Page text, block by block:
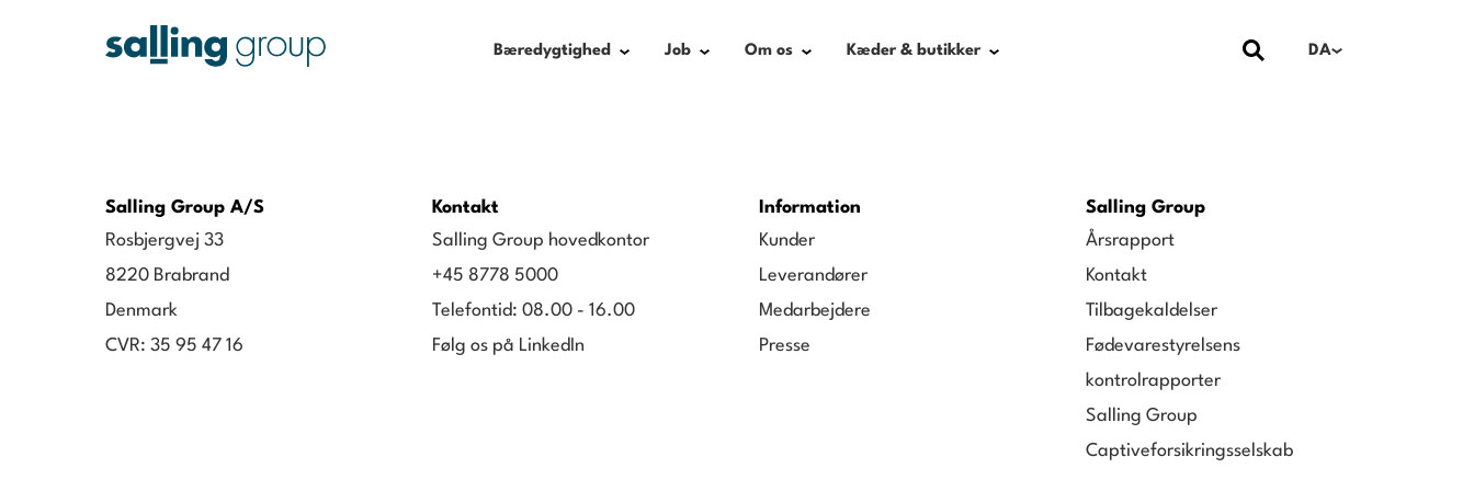
Bæredygtighed Job Om os Kæder & butikker DA
Salling Group A/S
Rosbjergvej 33
8220 Brabrand
Denmark
CVR: 35 95 47 16
Kontakt
Salling Group hovedkontor
+45 8778 5000
Telefontid: 08.00 - 16.00
Følg os på LinkedIn
Information
Kunder
Leverandører
Medarbejdere
Presse
Salling Group
Årsrapport
Kontakt
Tilbagekaldelser
Fødevarestyrelsens
kontrolrapporter
Salling Group
Captiveforsikringsselskab